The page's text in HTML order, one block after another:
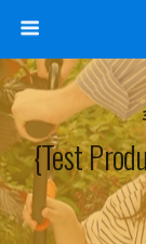
{Test